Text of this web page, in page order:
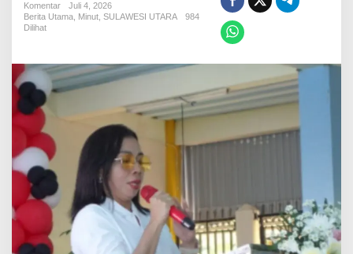
Melalui
Berdampak
Negeri"
Komentar
Juli 4, 2026
Berita Utama Minut SULAWESI UTARA
984
Dilihat